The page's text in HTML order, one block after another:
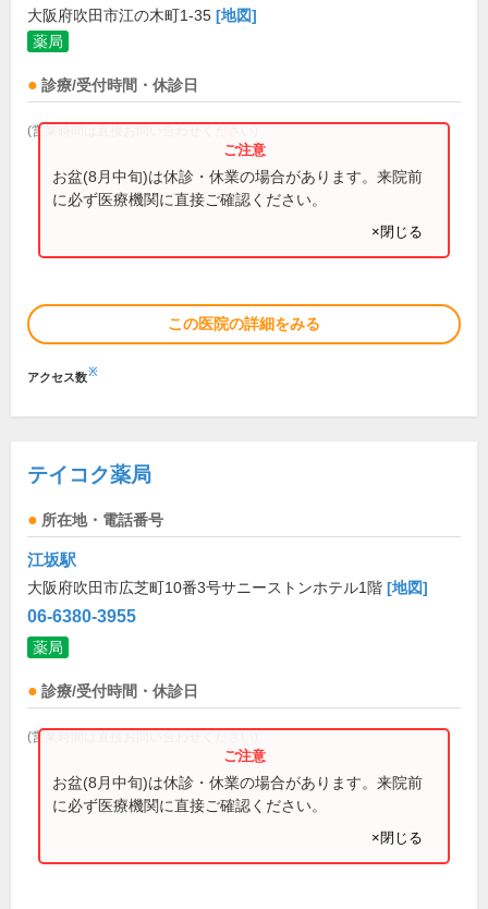
大阪府吹田市江の木町1-35 [地図]
薬局
診療/受付時間・休診日
(営業時間は直接お問い合わせください)
お盆(8月中旬)は休診・休業の場合があります。来院前
に必ず医療機関に直接ご確認ください。
×閉じる
この医院の詳細をみる
アクセス数※
テイコク薬局
所在地・電話番号
江坂駅
大阪府吹田市広芝町10番3号サニーストンホテル1階 [地図]
06-6380-3955
薬局
診療/受付時間・休診日
(営業時間は直接お問い合わせください)
お盆(8月中旬)は休診・休業の場合があります。来院前
に必ず医療機関に直接ご確認ください。
×閉じる